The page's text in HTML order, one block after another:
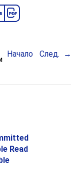
Начало След.
Read